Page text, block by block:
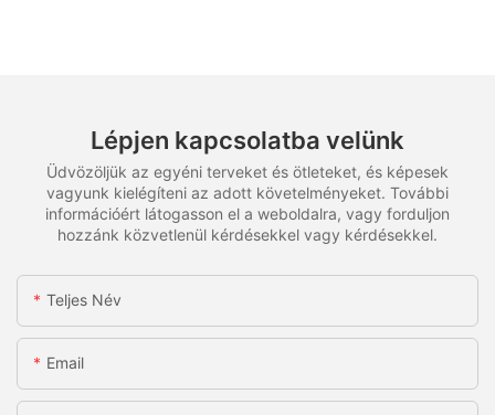
Lépjen kapcsolatba velünk
Üdvözöljük az egyéni terveket és ötleteket, és képesek
vagyunk kielégíteni az adott követelményeket. További
információért látogasson el a weboldalra, vagy forduljon
hozzánk közvetlenül kérdésekkel vagy kérdésekkel.
Teljes Név
Email